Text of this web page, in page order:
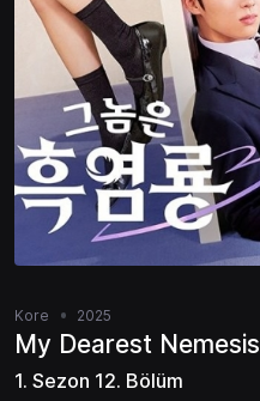
Kore 2025
My Dearest Nemesis
1. Sezon 12. Bölüm